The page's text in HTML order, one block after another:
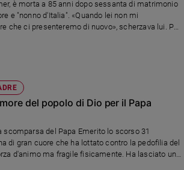
è morta a 85 anni dopo sessanta di matrimonio
e "nonno d'Italia". «Quando lei non mi
che ci presenteremo di nuovo», scherzava lui. Poi
chiedergli di esaudire un desiderio “impossibile”
del popolo di Dio per il Papa
scomparsa del Papa Emerito lo scorso 31
di gran cuore che ha lottato contro la pedofilia del
d'animo ma fragile fisicamente. Ha lasciato un
ed è giusto che venga ricordato